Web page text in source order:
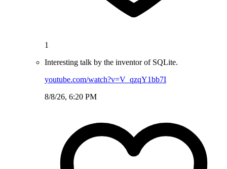
1
Interesting talk by the inventor of SQLite.
youtube.com/watch?v=V_qzqY1bb7I
8/8/26, 6:20 PM